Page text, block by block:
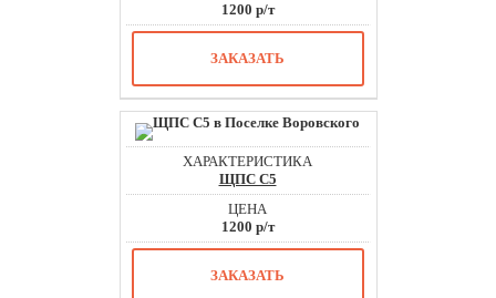
1200 р/т
ЗАКАЗАТЬ
ЩПС С5
1200 р/т
ЗАКАЗАТЬ